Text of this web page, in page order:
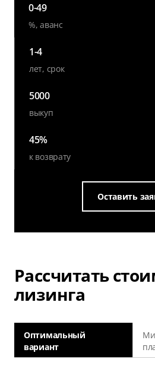
Оставить
0-49
%, аванс
1-4
лет, срок
5000
выкуп
45%
к возврату
Рассчитать
лизинга
Оптимальный
вариант